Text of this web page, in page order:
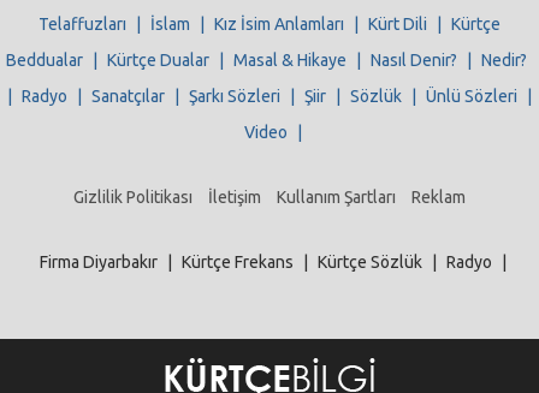
Telaffuzları
İslam Kız İsim Anlamları Kürt Dili
Kürtçe
Beddualar
Kürtçe Dualar Masal & Hikaye Nasıl Denir?
Nedir?
Radyo Sanatçılar Şarkı Sözleri Şiir Sözlük Ünlü Sözleri
Video
Gizlilik Politikası İletişim Kullanım Şartları Reklam
Firma Diyarbakır Kürtçe Frekans Kürtçe Sözlük Radyo